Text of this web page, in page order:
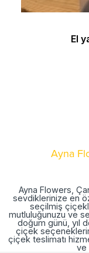
El
Ayna
Ayna Flowers,
sevdiklerinize en
seçilmiş
mutluluğunuzu ve
doğum günü, yıl
çiçek
çiçek teslimatı
ve